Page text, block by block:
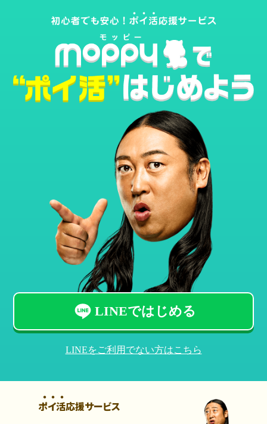
LINEではじめる
LINEをご利用でない方はこちら
ポイ活応援サービス